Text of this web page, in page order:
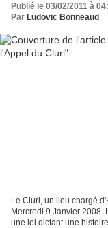
Publié le 03/02/2011 à
Par Ludovic Bonneaud
Le Cluri, un lieu chargé
Mercredi 9 Janvier 2008.
une loi dictant une